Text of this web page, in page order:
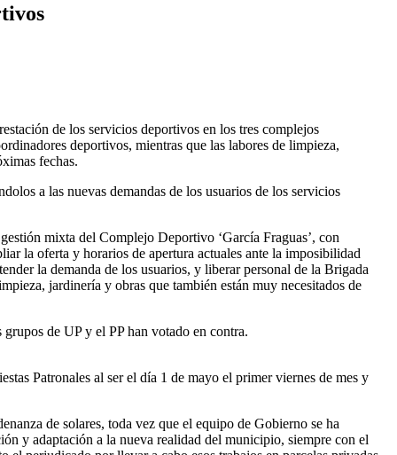
de los servicios deportivos en los tres complejos
deportivos, mientras que las labores de limpieza,
fechas.
a las nuevas demandas de los usuarios de los servicios
mixta del Complejo Deportivo ‘García Fraguas’, con
la oferta y horarios de apertura actuales ante la imposibilidad
la demanda de los usuarios, y liberar personal de la Brigada
jardinería y obras que también están muy necesitados de
de UP y el PP han votado en contra.
Patronales al ser el día 1 de mayo el primer viernes de mes y
de solares, toda vez que el equipo de Gobierno se ha
y adaptación a la nueva realidad del municipio, siempre con el